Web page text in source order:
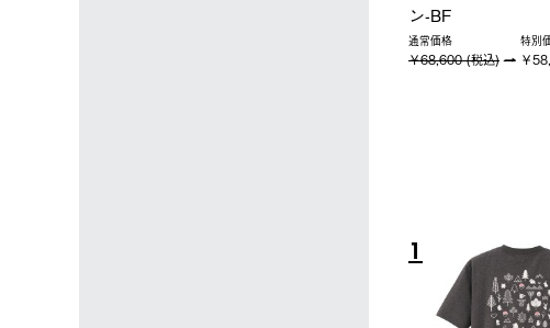
ットタープ 250-BG
￥21,800 (税込)
5